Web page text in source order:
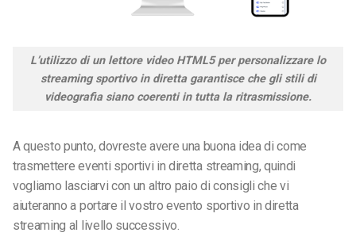
L’utilizzo di un lettore video HTML5 per personalizzare lo
streaming sportivo in diretta garantisce che gli stili di
videografia siano coerenti in tutta la ritrasmissione.
A questo punto, dovreste avere una buona idea di come
trasmettere eventi sportivi in diretta streaming, quindi
vogliamo lasciarvi con un altro paio di consigli che vi
aiuteranno a portare il vostro evento sportivo in diretta
streaming al livello successivo.